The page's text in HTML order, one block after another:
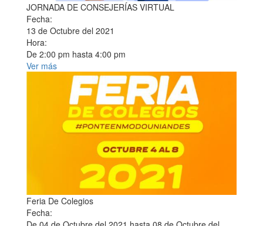
JORNADA DE CONSEJERÍAS VIRTUAL
Fecha:
13 de Octubre del 2021
Hora:
De 2:00 pm hasta 4:00 pm
Ver más
Feria De Colegios
Fecha: